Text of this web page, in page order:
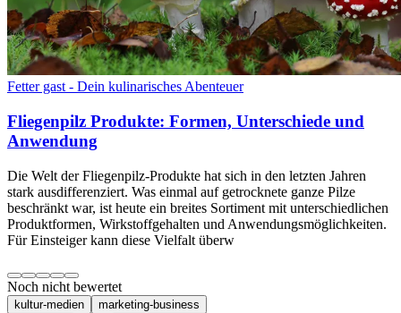
Fetter gast - Dein kulinarisches Abenteuer
Fliegenpilz Produkte: Formen, Unterschiede und
Anwendung
Die Welt der Fliegenpilz-Produkte hat sich in den letzten Jahren
stark ausdifferenziert. Was einmal auf getrocknete ganze Pilze
beschränkt war, ist heute ein breites Sortiment mit unterschiedlichen
Produktformen, Wirkstoffgehalten und Anwendungsmöglichkeiten.
Für Einsteiger kann diese Vielfalt überw
Noch nicht bewertet
kultur-medien marketing-business